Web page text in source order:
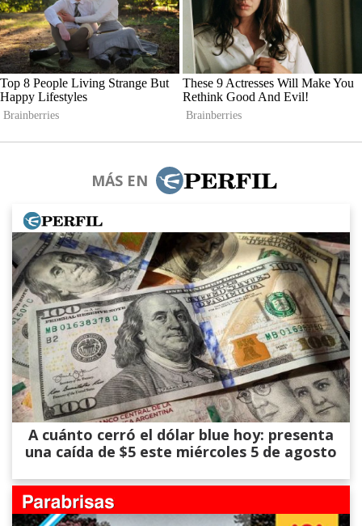
MÁS EN
A cuánto cerró el dólar blue hoy: presenta
una caída de $5 este miércoles 5 de agosto